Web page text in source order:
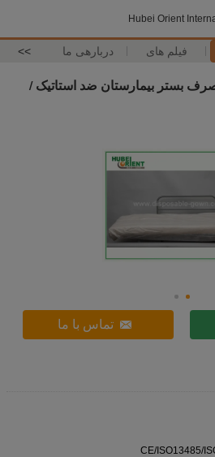
Hubei Orient
فیلم های دربارهی ما >>
بستر بیمارستان ضد استاتیک /
تماس با ما
CE/ISO13485/